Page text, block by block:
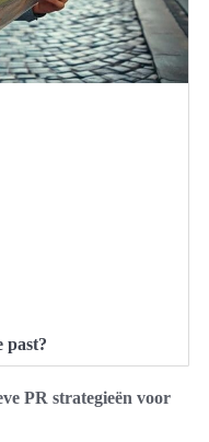
past?
PR strategieën voor